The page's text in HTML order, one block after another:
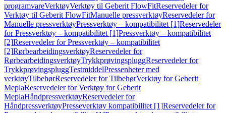
programvareVerktøyVerktøy til Geberit FlowFitReservedeler for
Verktøy til Geberit FlowFitManuelle pressverktøyReservedeler for
Manuelle pressverktøyPressverktøy – kompatibilitet [1]Reservedeler
for Pressverktøy – kompatibilitet [1]Pressverktøy – kompatibilitet
[2]Reservedeler for Pressverktøy – kompatibilitet
[2]RørbearbeidingsverktøyReservedeler for
RørbearbeidingsverktøyTrykkprøvingspluggReservedeler for
TrykkprøvingspluggTestmiddelPressenheter med
verktøyTilbehørReservedeler for TilbehørVerktøy for Geberit
MeplaReservedeler for Verktøy for Geberit
MeplaHåndpressverktøyReservedeler for
HåndpressverktøyPresseverktøy kompatibilitet [1]Reservedeler for